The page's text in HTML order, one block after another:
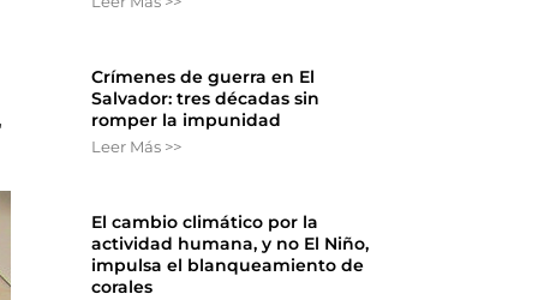
Crímenes de guerra en El
Salvador: tres décadas sin
romper la impunidad
Leer Más >>
El cambio climático por la
actividad humana, y no El Niño,
impulsa el blanqueamiento de
corales